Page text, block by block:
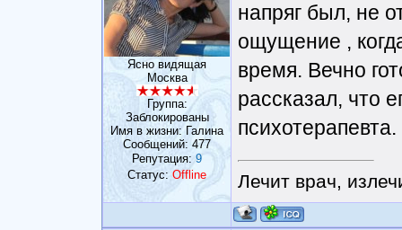
Ясно видящая
Москва
Группа:
Заблокированы
Имя в жизни: Галина
Сообщений: 477
Репутация: 9
Статус: Offline
напряг был, не
ощущение ,
время. Вечно
рассказал, что
психотерапевта.
Лечит врач,